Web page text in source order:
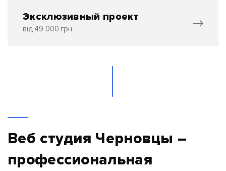
Эксклюзивный проект
від 49 000 грн
Веб студия Черновцы –
профессиональная